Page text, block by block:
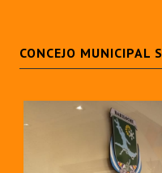
NORMATIVA
Declaraciones
CONCEJO MUNICIPAL